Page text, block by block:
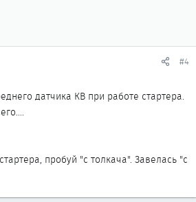
#4
датчика КВ при работе стартера.
пробуй "с толкача". Завелась "с